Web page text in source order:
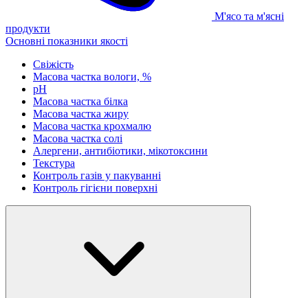
М'ясо та м'ясні
продукти
Основні показники якості
Свіжість
Масова частка вологи, %
рН
Масова частка білка
Масова частка жиру
Масова частка крохмалю
Масова частка солі
Алергени, антибіотики, мікотоксини
Текстура
Контроль газів у пакуванні
Контроль гігієни поверхні